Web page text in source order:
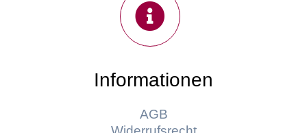
Informationen
AGB